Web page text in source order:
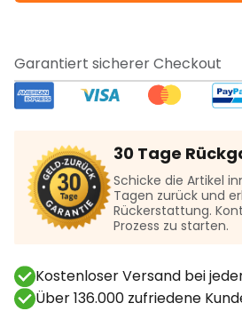
Garantiert sicherer Checkout
30 Tage
Schicke die Artikel
Tagen zurück und
Rückerstattung.
Prozess zu starten.
Kostenloser Versand bei
Über 136.000 zufriedene